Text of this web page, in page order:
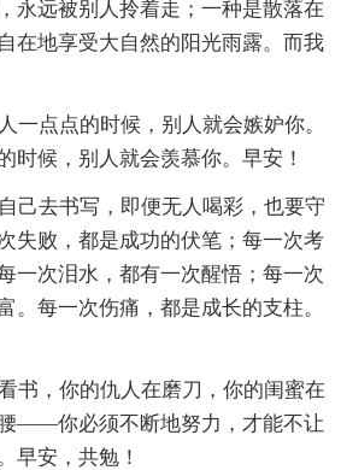
永远被别人拎着走；一种是散落在
在地享受大自然的阳光雨露。而我
一点点的时候，别人就会嫉妒你。
时候，别人就会羡慕你。早安！
己去书写，即便无人喝彩，也要守
失败，都是成功的伏笔；每一次考
一次泪水，都有一次醒悟；每一次
。每一次伤痛，都是成长的支柱。
书，你的仇人在磨刀，你的闺蜜在
——你必须不断地努力，才能不让
早安，共勉！